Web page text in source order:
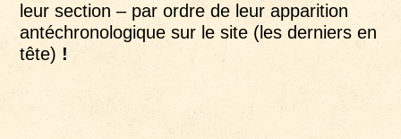
leur section – par ordre de leur apparition
antéchronologique sur le site (les derniers en
tête) !